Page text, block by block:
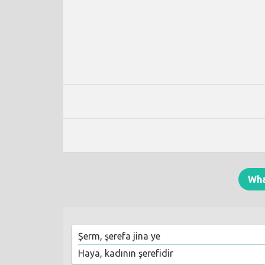
Şerm, şerefa jina ye
Haya, kadının şerefidir